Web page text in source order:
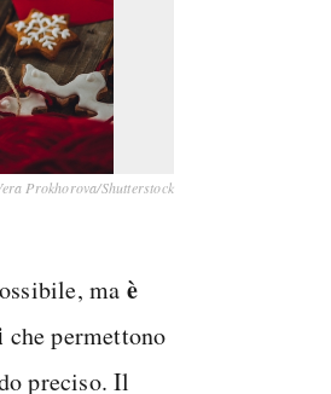
Prokhorova/Shutterstock
ma è
che permettono
preciso. Il